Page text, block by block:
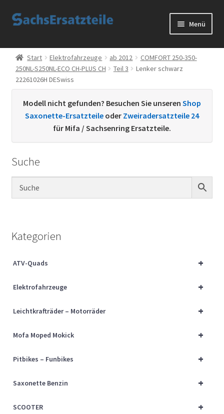
Zur
Zum
Menü
Start
AGB
Datenschutzerklärung
Sachs Ersatzteile
Über uns
Vertrag widerrufen
Widerrufsbelehrung
Cart
Checkout
Start Elektrofahrzeuge ab 2012
COMFORT 250-350-
250NL-S250NL-ECO CH-PLUS CH
Teil 3
Lenker schwarz
22261026H DESwiss
Modell nicht gefunden? Besuchen Sie unseren Shop
Saxonette-Ersatzteile oder Zweiradersatzteile 24
für Mifa / Sachsenring Ersatzteile.
Suche
Kategorien
+
ATV-Quads
+
Elektrofahrzeuge
+
Leichtkrafträder – Motorräder
+
Mofa Moped Mokick
+
Pitbikes – Funbikes
+
Saxonette Benzin
+
SCOOTER